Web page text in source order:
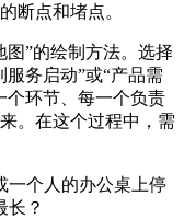
断点和堵点。
”的绘制方法。选择
务启动”或“产品需
个环节、每一个负责
。在这个过程中，需
一个人的办公桌上停
长？